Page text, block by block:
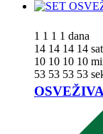
1 1 1 1 dana
14 14 14 14
10 10 10 10
52 52 52 52